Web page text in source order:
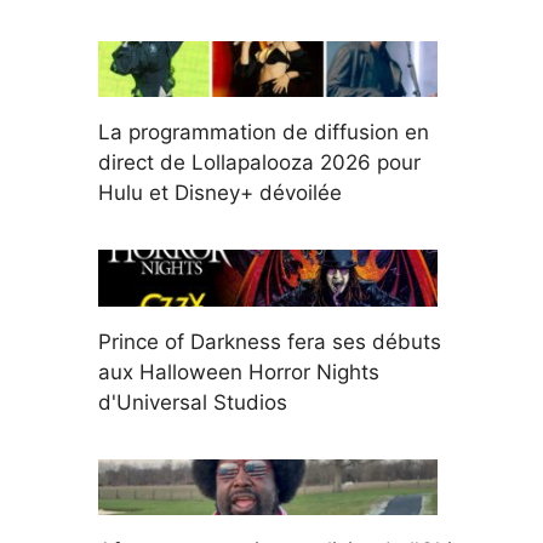
La programmation de diffusion en
direct de Lollapalooza 2026 pour
Hulu et Disney+ dévoilée
Prince of Darkness fera ses débuts
aux Halloween Horror Nights
d'Universal Studios